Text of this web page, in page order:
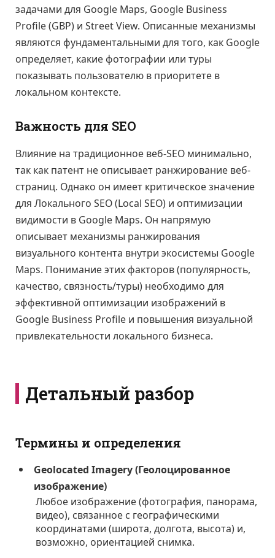
задачами для Google Maps, Google Business
Profile (GBP) и Street View. Описанные механизмы
являются фундаментальными для того, как Google
определяет, какие фотографии или туры
показывать пользователю в приоритете в
локальном контексте.
Важность для SEO
Влияние на традиционное веб-SEO минимально,
так как патент не описывает ранжирование веб-
страниц. Однако он имеет критическое значение
для Локального SEO (Local SEO) и оптимизации
видимости в Google Maps. Он напрямую
описывает механизмы ранжирования
визуального контента внутри экосистемы Google
Maps. Понимание этих факторов (популярность,
качество, связность/туры) необходимо для
эффективной оптимизации изображений в
Google Business Profile и повышения визуальной
привлекательности локального бизнеса.
Детальный разбор
Термины и определения
Geolocated Imagery (Геолоцированное
изображение)
Любое изображение (фотография, панорама,
видео), связанное с географическими
координатами (широта, долгота, высота) и,
возможно, ориентацией снимка.